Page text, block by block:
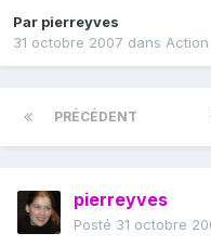
Par pierreyves
31 octobre 2007 dans Action
PRÉCÉDENT
pierreyves
Posté 31 octobre